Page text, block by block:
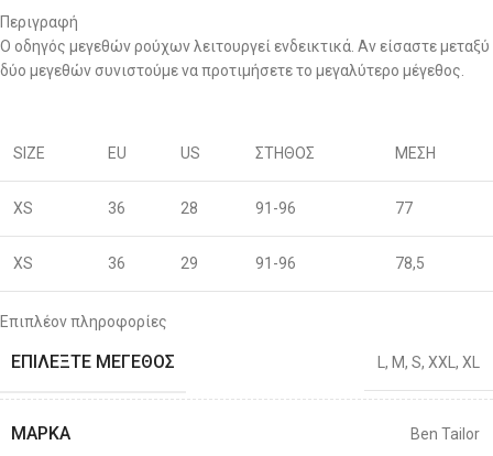
Περιγραφή
Ο οδηγός μεγεθών ρούχων λειτουργεί ενδεικτικά. Αν είσαστε μεταξύ
δύο μεγεθών συνιστούμε να προτιμήσετε το μεγαλύτερο μέγεθος.
SIZE EU US ΣΤΗΘΟΣ ΜΕΣΗ
XS 36 28 91-96 77
XS 36 29 91-96 78,5
S 38
S 40 81,5
M 83
Επιπλέον πληροφορίες
ΕΠΙΛΈΞΤΕ ΜΈΓΕΘΟΣ L, M, S, XXL, XL
ΜΆΡΚΑ Ben Tailor